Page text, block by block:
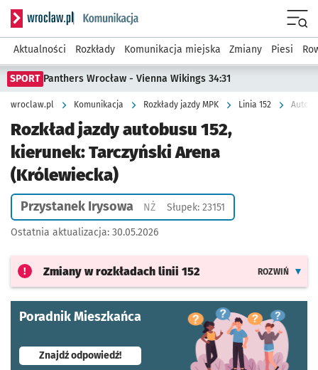
Serwis informacyjny wroclaw.pl podserwis: Komunikacja
Aktualności Rozkłady Komunikacja miejska Zmiany Piesi
SPORT Panthers Wrocław - Vienna Wikings 34:31
wroclaw.pl Komunikacja Rozkłady jazdy MPK Linia 152
Rozkład jazdy autobusu 152,
kierunek: Tarczyński Arena
(Królewiecka)
Przystanek Irysowa NŻPrzystanek na życzenie
Słupek: 23151
Ostatnia aktualizacja: 30.05.2026
Zmiany w rozkładach linii 152 ROZWIŃ
Poradnik Mieszkańca
Znajdź odpowiedź!- otworzy się w nowej karcie